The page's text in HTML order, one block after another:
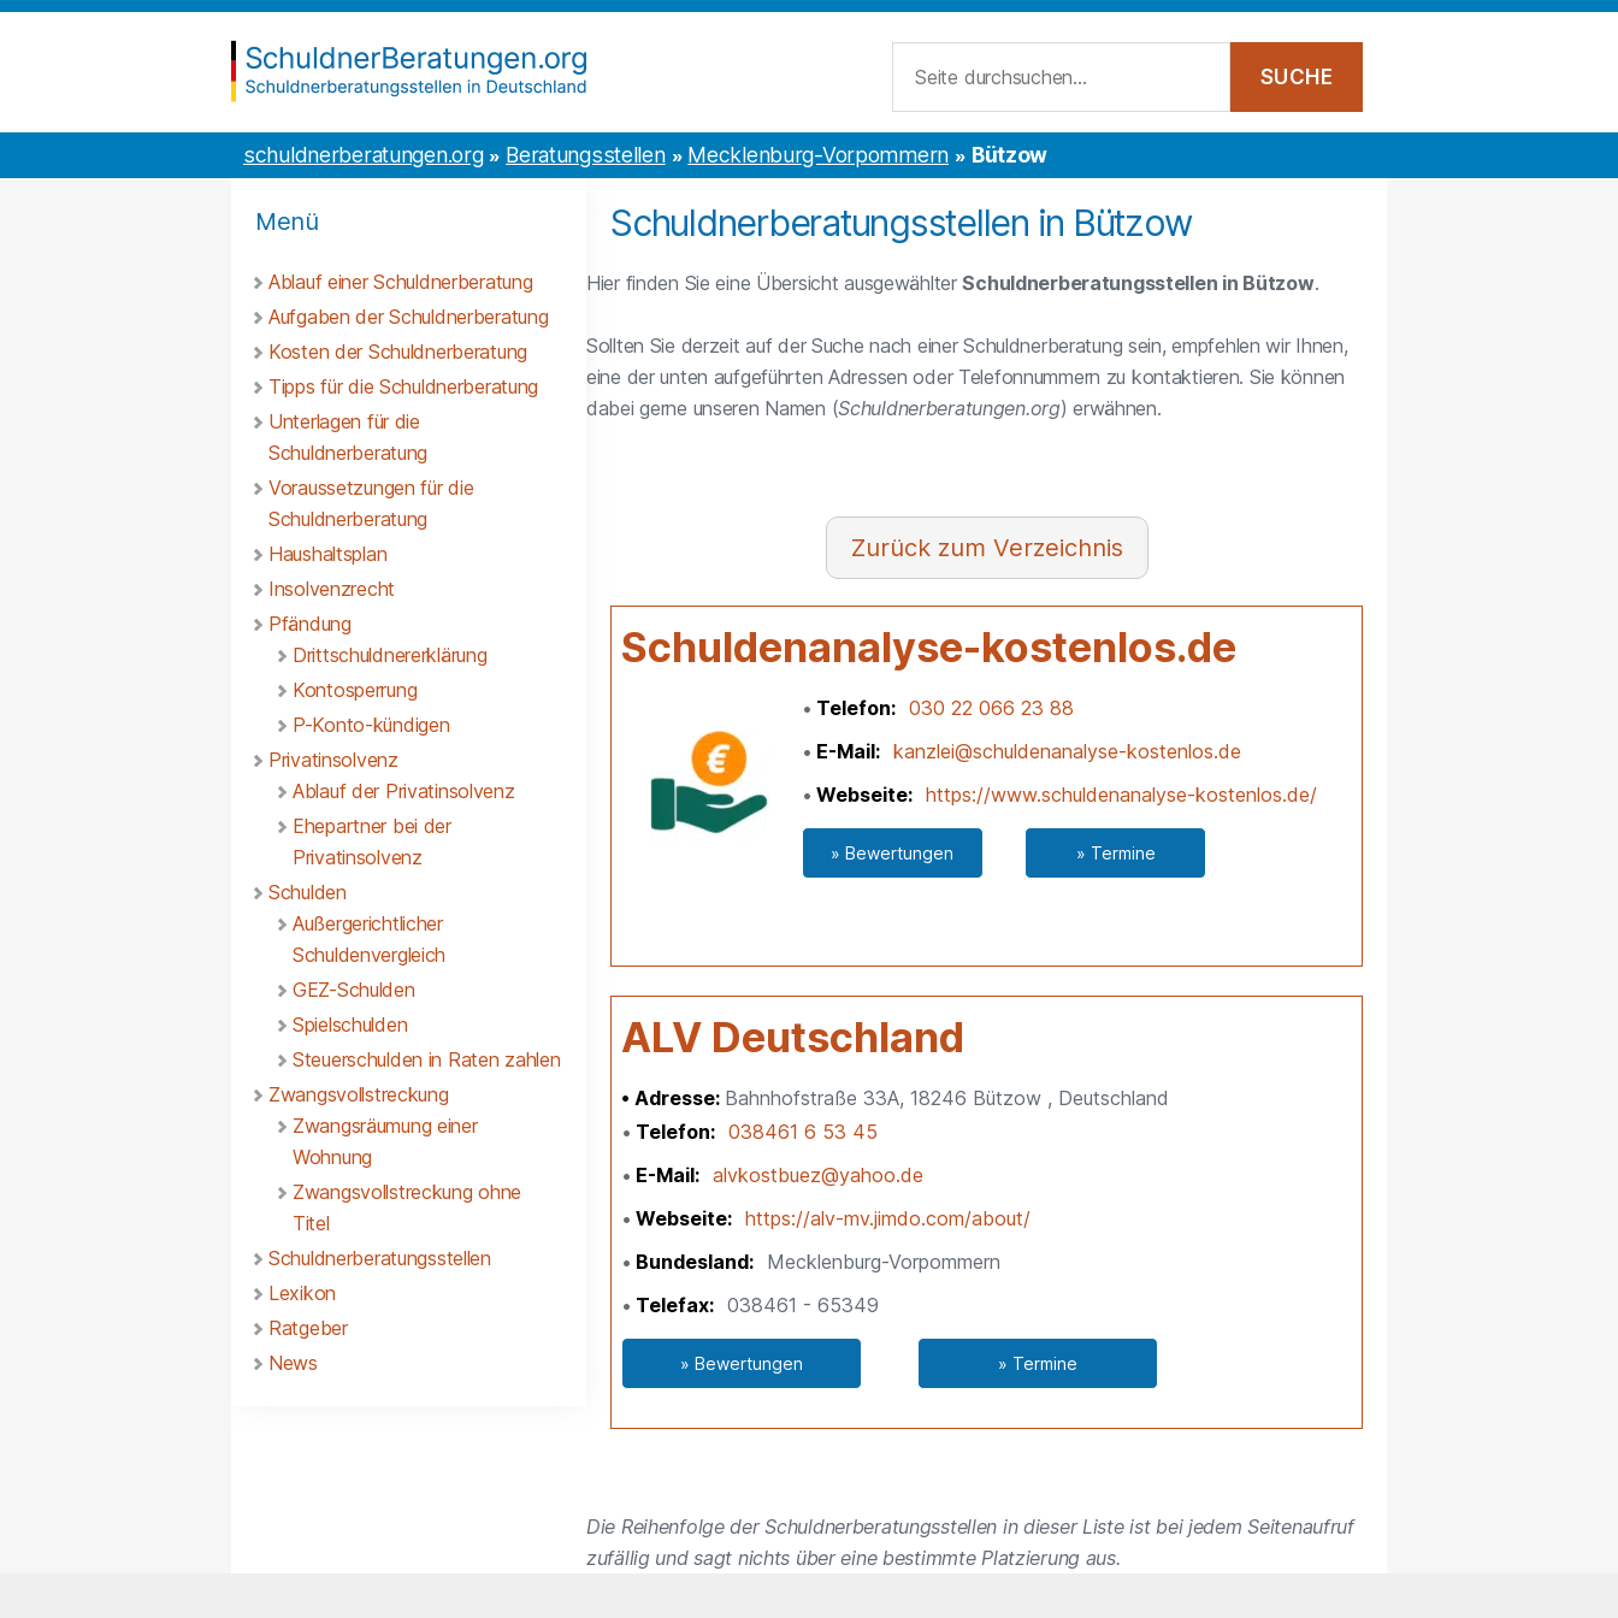
Inhalt
to
schuldnerberatungen.org Beratungsstellen Mecklenburg-Vorpommern Bützow
Menü
Ablauf einer Schuldnerberatung
Aufgaben der Schuldnerberatung
Kosten der Schuldnerberatung
Tipps für die Schuldnerberatung
Unterlagen für die
Schuldnerberatung
Voraussetzungen für die
Schuldnerberatung
Haushaltsplan
Insolvenzrecht
Pfändung
Drittschuldnererklärung
Kontosperrung
P-Konto-kündigen
Privatinsolvenz
Ablauf der Privatinsolvenz
Ehepartner bei der
Privatinsolvenz
Schulden
Außergerichtlicher
Schuldenvergleich
GEZ-Schulden
Spielschulden
Steuerschulden in Raten zahlen
Zwangsvollstreckung
Zwangsräumung einer
Wohnung
Zwangsvollstreckung ohne
Titel
Schuldnerberatungsstellen
Lexikon
Ratgeber
News
Schuldnerberatungsstellen in Bützow
Hier finden Sie eine Übersicht ausgewählterSchuldnerberatungsstellen in Bützow.
Sollten Sie derzeit auf der Suche nach einer Schuldnerberatung sein, empfehlen wir Ihnen,
eine der unten aufgeführten Adressen oder Telefonnummern zu kontaktieren. Sie können
dabei gerne unseren Namen (Schuldnerberatungen.org) erwähnen.
Verzeichnis
Schuldenanalyse-kostenlos.de
Telefon
030 22 066 23 88
E-Mail
kanzlei@schuldenanalyse-kostenlos.de
Webseite
https://www.schuldenanalyse-kostenlos.de/
» Bewertungen » Termine
ALV Deutschland
Adresse: Bahnhofstraße 33A, 18246 Bützow , Deutschland
Telefon
038461 6 53 45
E-Mail
alvkostbuez@yahoo.de
Webseite
https://alv-mv.jimdo.com/about/
Bundesland
Mecklenburg-Vorpommern
Telefax
038461 - 65349
» Bewertungen » Termine
Die Reihenfolge der Schuldnerberatungsstellen in dieser Liste ist bei jedem Seitenaufruf
zufällig und sagt nichts über eine bestimmte Platzierung aus.